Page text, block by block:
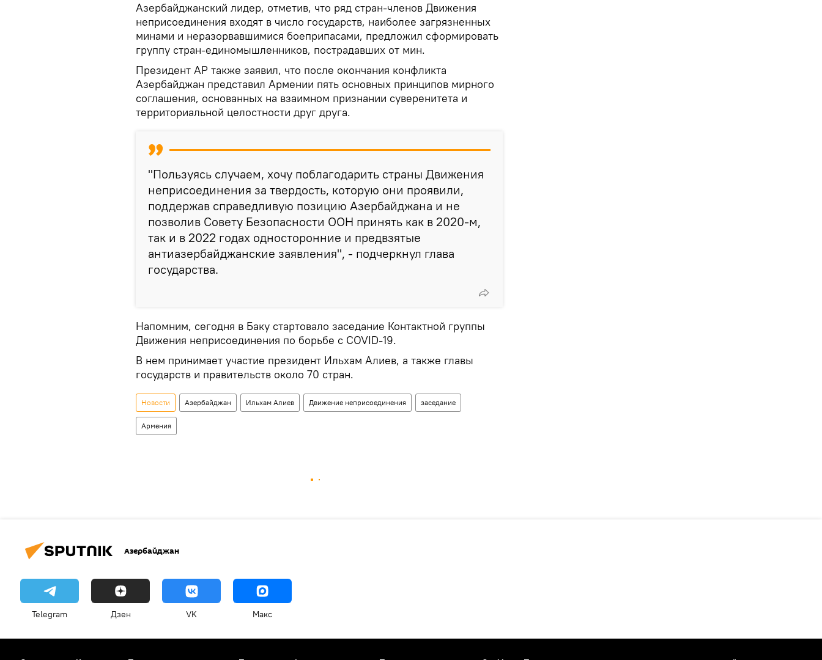
Азербайджанский лидер, отметив, что ряд стран-членов Движения
неприсоединения входят в число государств, наиболее загрязненных
минами и неразорвавшимися боеприпасами, предложил сформировать
группу стран-единомышленников, пострадавших от мин.
Президент АР также заявил, что после окончания конфликта
Азербайджан представил Армении пять основных принципов мирного
соглашения, основанных на взаимном признании суверенитета и
территориальной целостности друг друга.
"Пользуясь случаем, хочу поблагодарить страны Движения
неприсоединения за твердость, которую они проявили,
поддержав справедливую позицию Азербайджана и не
позволив Совету Безопасности ООН принять как в 2020-м,
так и в 2022 годах односторонние и предвзятые
антиазербайджанские заявления", - подчеркнул глава
государства.
Напомним, сегодня в Баку стартовало заседание Контактной группы
Движения неприсоединения по борьбе с COVID-19.
В нем принимает участие президент Ильхам Алиев, а также главы
государств и правительств около 70 стран.
Новости Азербайджан Ильхам Алиев Движение неприсоединения заседание
Армения
Азербайджан
Telegram Дзен VK Макс